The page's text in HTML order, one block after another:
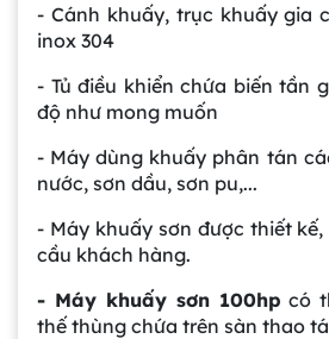
- Cánh khuấy, trục khuấy gia
inox 304
- Tủ điều khiển chứa biến tần
độ như mong muốn
- Máy dùng khuấy phân tán
nước, sơn dầu, sơn pu,...
- Máy khuấy sơn được thiết
cầu khách hàng.
- Máy khuấy sơn 100hp có
thế thùng chứa trên sàn thao